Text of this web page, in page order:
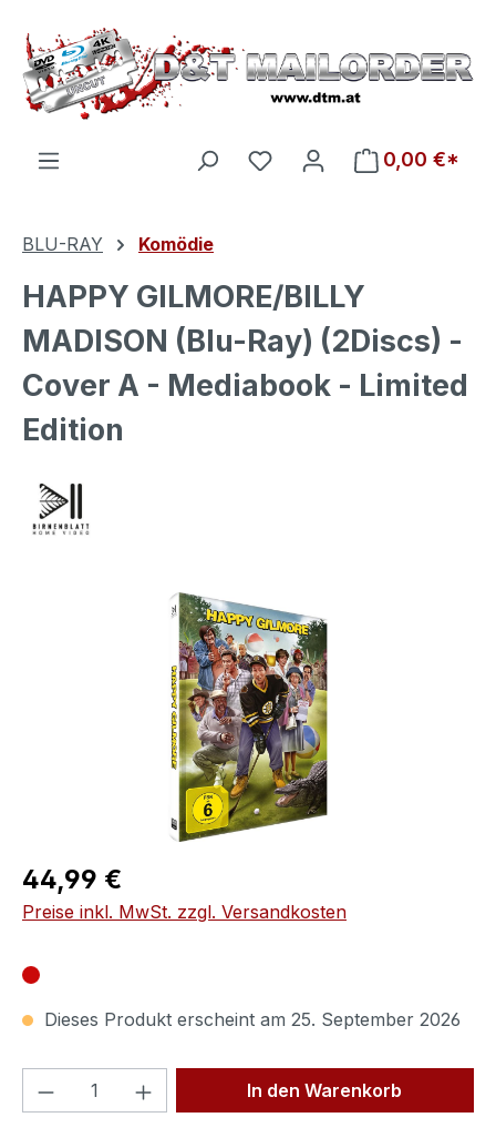
Zum Hauptinhalt springen
Du hast 0 Produkte auf
0,00 €*
BLU-RAY Komödie
HAPPY GILMORE/BILLY
MADISON (Blu-Ray) (2Discs) -
Cover A - Mediabook - Limited
Edition
Bildergalerie überspringen
Regulärer Preis:
44,99 €
Preise inkl. MwSt. zzgl. Versandkosten
Dieses Produkt erscheint am 25. September 2026
Produkt Anzahl: Gib denIn den Warenkorb